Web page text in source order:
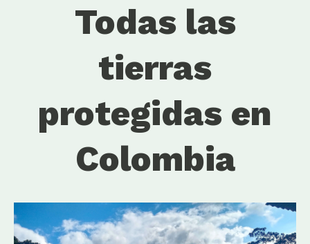
Todas las
tierras
protegidas en
Colombia